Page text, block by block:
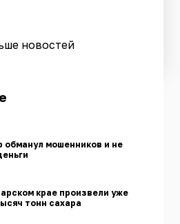
новостей
обманул мошенников и не
крае произвели уже
тонн сахара